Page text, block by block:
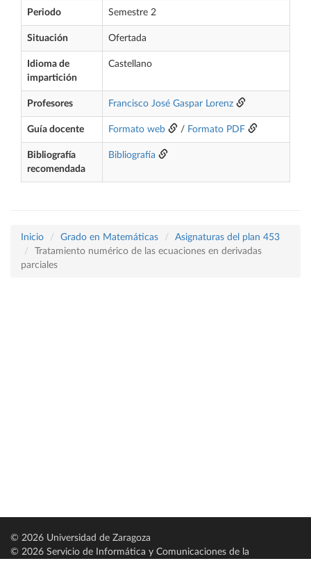
Periodo Semestre 2
Situación Ofertada
Idioma de
impartición
Castellano
Profesores Francisco José Gaspar Lorenz
Guía docente Formato web / Formato PDF
Bibliografía
recomendada
Bibliografía
Inicio Grado en Matemáticas
Asignaturas del plan 453
Tratamiento numérico de las ecuaciones en derivadas
parciales
© 2026 Universidad de Zaragoza
© 2026 Servicio de Informática y Comunicaciones de la